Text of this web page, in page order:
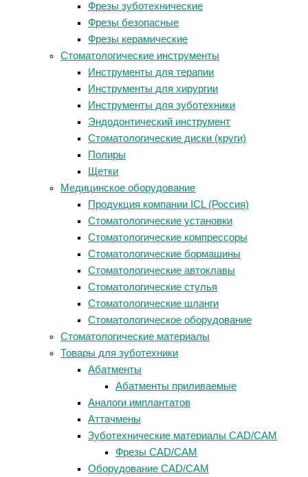
Фрезы зуботехнические
Фрезы безопасные
Фрезы керамические
Стоматологические инструменты
Инструменты для терапии
Инструменты для хирургии
Инструменты для зуботехники
Эндодонтический инструмент
Стоматологические диски (круги)
Полиры
Щетки
Медицинское оборудование
Продукция компании ICL (Россия)
Стоматологические установки
Стоматологические компрессоры
Стоматологические бормашины
Стоматологические автоклавы
Стоматологические стулья
Стоматологические шланги
Стоматологическое оборудование
Стоматологические материалы
Товары для зуботехники
Абатменты
Абатменты приливаемые
Аналоги имплантатов
Аттачмены
Зуботехнические материалы CAD/CAM
Фрезы CAD/CAM
Оборудование CAD/CAM